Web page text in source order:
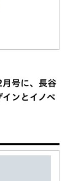
月号に、長谷
ンとイノベ